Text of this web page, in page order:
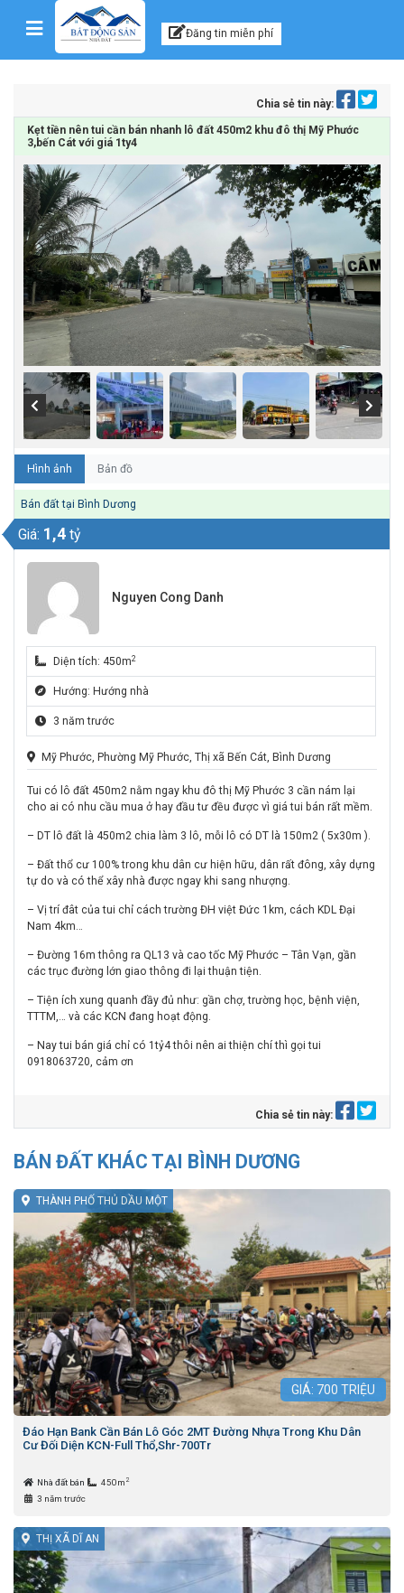
Skip to content Kênh thông tin, tư vấn
Đăng tin miễn phí
Chia sẻ tin này:
Kẹt tiền nên tui cần bán nhanh lô đất 450m2 khu đô thị Mỹ Phước
3,bến Cát với giá 1ty4
Hình ảnh Bản đồ
Bán đất tại Bình Dương
Giá: 1,4 tỷ
Nguyen Cong Danh
Diện tích: 450m2
Hướng: Hướng nhà
3 năm trước
Mỹ Phước, Phường Mỹ Phước, Thị xã Bến Cát, Bình Dương
Tui có lô đất 450m2 nằm ngay khu đô thị Mỹ Phước 3 cần nám lại
cho ai có nhu cầu mua ở hay đầu tư đều được vì giá tui bán rất mềm.
– DT lô đất là 450m2 chia làm 3 lô, mỗi lô có DT là 150m2 ( 5x30m ).
– Đất thổ cư 100% trong khu dân cư hiện hữu, dân rất đông, xây dựng
tự do và có thể xây nhà được ngay khi sang nhượng.
– Vị trí đât của tui chỉ cách trường ĐH việt Đức 1km, cách KDL Đại
Nam 4km…
– Đường 16m thông ra QL13 và cao tốc Mỹ Phước – Tân Vạn, gần
các trục đường lớn giao thông đi lại thuận tiện.
– Tiện ích xung quanh đầy đủ như: gần chợ, trường học, bệnh viện,
TTTM,… và các KCN đang hoạt động.
– Nay tui bán giá chỉ có 1tỷ4 thôi nên ai thiện chí thì gọi tui
0918063720, cảm ơn
Chia sẻ tin này:
BÁN ĐẤT KHÁC TẠI BÌNH DƯƠNG
THÀNH PHỐ THỦ DẦU MỘT
GIÁ: 700 TRIỆU
Đáo Hạn Bank Cần Bán Lô Góc 2MT Đường Nhựa Trong Khu Dân
Cư Đối Diện KCN-Full Thổ,Shr-700Tr
Nhà đất bán 450m 2
3 năm trước
THỊ XÃ DĨ AN